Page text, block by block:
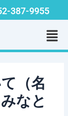
387-9955
メ
ニ
ュ
（名
なと